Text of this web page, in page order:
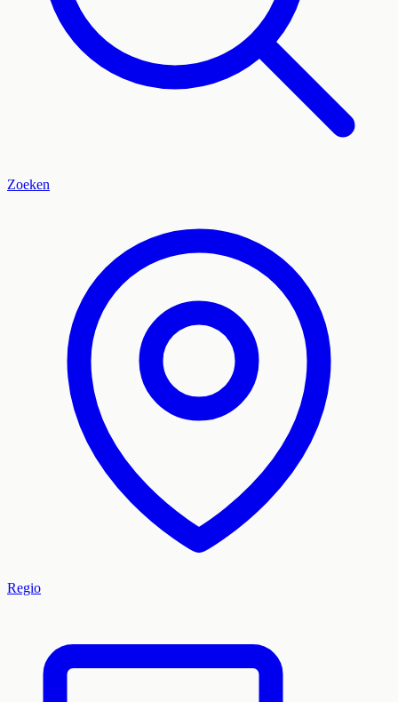
Zoeken
Regio